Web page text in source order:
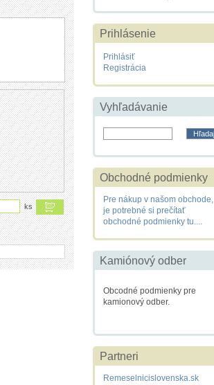
ks
Prihlásenie
Prihlásiť
Registrácia
Vyhľadávanie
Obchodné podmienky
Pre nákup v našom obchode,
je potrebné si prečítať
obchodné podmienky tu....
Kamiónový odber
Obcodné podmienky pre
kamionový odber.
Partneri
Remeselnicislovenska.sk